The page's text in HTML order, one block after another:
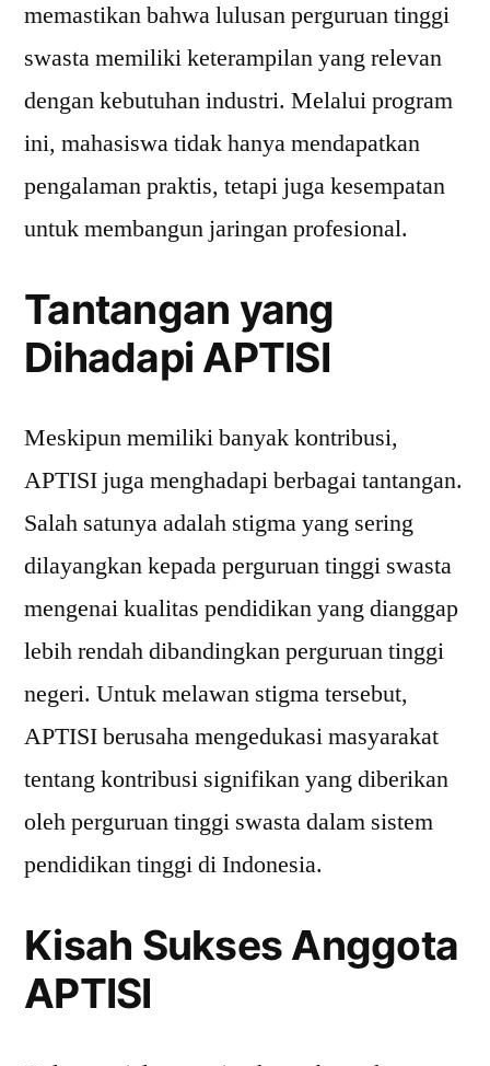
memastikan bahwa lulusan perguruan tinggi
swasta memiliki keterampilan yang relevan
dengan kebutuhan industri. Melalui program
ini, mahasiswa tidak hanya mendapatkan
pengalaman praktis, tetapi juga kesempatan
untuk membangun jaringan profesional.
Tantangan yang
Dihadapi APTISI
Meskipun memiliki banyak kontribusi,
APTISI juga menghadapi berbagai tantangan.
Salah satunya adalah stigma yang sering
dilayangkan kepada perguruan tinggi swasta
mengenai kualitas pendidikan yang dianggap
lebih rendah dibandingkan perguruan tinggi
negeri. Untuk melawan stigma tersebut,
APTISI berusaha mengedukasi masyarakat
tentang kontribusi signifikan yang diberikan
oleh perguruan tinggi swasta dalam sistem
pendidikan tinggi di Indonesia.
Kisah Sukses Anggota
APTISI